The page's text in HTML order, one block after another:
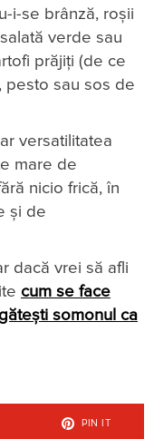
i-se brânză, roșii
verde sau
prăjiți (de ce
pesto sau sos de
versatilitatea
mare de
nicio frică, în
și de
dacă vrei să afli
cum se face
somonul ca
PIN IT